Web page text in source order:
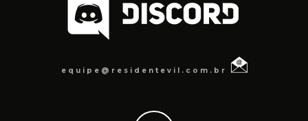
equipe@residentevil.com.br